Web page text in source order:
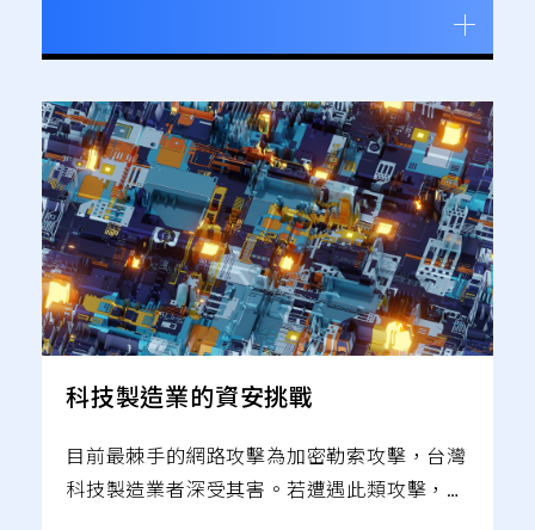
科技製造業的資安挑戰
目前最棘手的網路攻擊為加密勒索攻擊，台灣
科技製造業者深受其害。若遭遇此類攻擊，將